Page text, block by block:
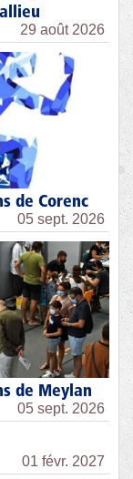
29 août 2026
de Corenc
05 sept. 2026
de Meylan
05 sept. 2026
01 févr. 2027